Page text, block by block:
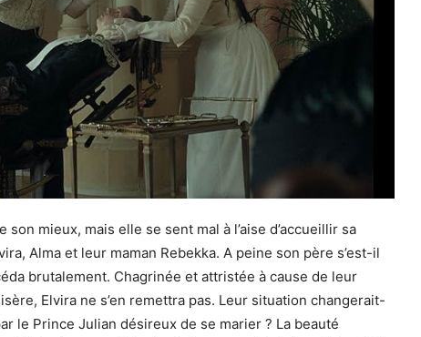
son mieux, mais elle se sent mal à l’aise d’accueillir sa
Alma et leur maman Rebekka. A peine son père s’est-il
brutalement. Chagrinée et attristée à cause de leur
Elvira ne s’en remettra pas. Leur situation changerait-
le Prince Julian désireux de se marier ? La beauté